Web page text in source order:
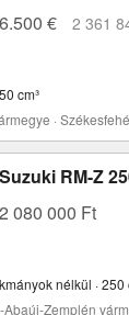
6.500 €
2 361
cm³
·
Suzuki RM-Z
2 080 000 Ft
nélkül · 250
Zemplén